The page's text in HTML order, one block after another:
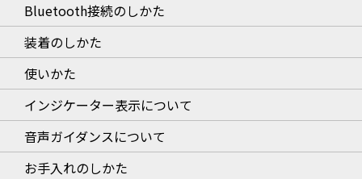
Bluetooth接続のしかた
装着のしかた
使いかた
インジケーター表示について
音声ガイダンスについて
お手入れのしかた